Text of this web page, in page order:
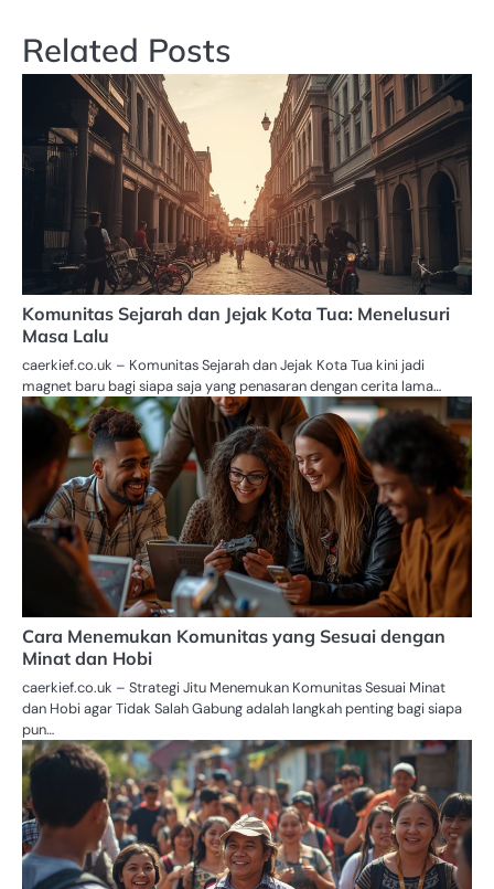
Related Posts
Komunitas Sejarah dan Jejak Kota Tua: Menelusuri
Masa Lalu
caerkief.co.uk – Komunitas Sejarah dan Jejak Kota Tua kini jadi
magnet baru bagi siapa saja yang penasaran dengan cerita lama…
Cara Menemukan Komunitas yang Sesuai dengan
Minat dan Hobi
caerkief.co.uk – Strategi Jitu Menemukan Komunitas Sesuai Minat
dan Hobi agar Tidak Salah Gabung adalah langkah penting bagi siapa
pun…